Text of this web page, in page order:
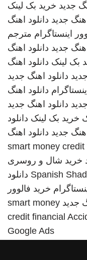
جدید خرید بک لینک
جدید دانلود اهنگ
اینستاگرام مترجم
جدید دانلود اهنگ
بک لینک دانلود اهنگ
دانلود اهنگ جدید
دانلود اهنگ
دانلود اهنگ جدید
خرید بک لینک دانلود
جدید دانلود اهنگ
smart money credit
خرید شال و روسری
Spanish دانلود
خرید فالوور
جدید smart money
credit financial
Google Ads